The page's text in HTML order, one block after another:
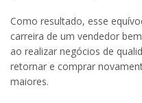
Como resultado, esse
carreira de um vendedor
ao realizar negócios de
retornar e comprar
maiores.